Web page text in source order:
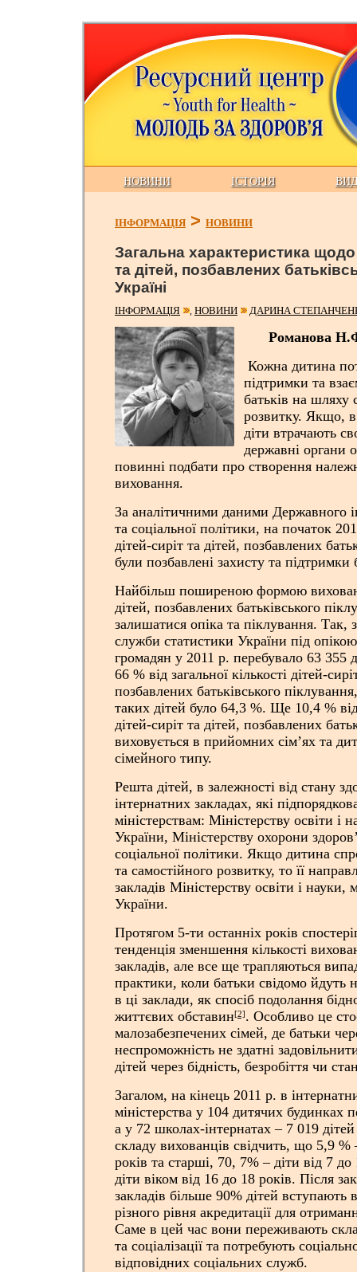
НОВИНИ ІСТОРІЯ
ІНФОРМАЦІЯ > НОВИНИ
Загальна характеристика щодо
та дітей, позбавлених
Україні
ІНФОРМАЦІЯ , НОВИНИ ДАРИНА
Романова
Кожна дитина
підтримки та
батьків на шляху
розвитку. Якщо,
діти втрачають
державні органи
повинні подбати про створення
виховання.
За аналітичними даними Державного
та соціальної політики, на початок
дітей-сиріт та дітей, позбавлених
були позбавлені захисту та підтримки
Найбільш поширеною формою
дітей, позбавлених батьківського
залишатися опіка та піклування. Так,
служби статистики України під
громадян у 2011 р. перебувало 63 355
66 % від загальної кількості дітей-
позбавлених батьківського
таких дітей було 64,3 %. Ще 10,4 % від
дітей-сиріт та дітей, позбавлених
виховується в прийомних сім’ях та
сімейного типу.
Решта дітей, в залежності від стану
інтернатних закладах, які
міністерствам: Міністерству освіти і
України, Міністерству охорони
соціальної політики. Якщо дитина
та самостійного розвитку, то її
закладів Міністерству освіти і науки,
України.
Протягом 5-ти останніх років
тенденція зменшення кількості
закладів, але все ще трапляються
практики, коли батьки свідомо йдуть
в ці заклади, як спосіб подолання
життєвих обставин[2] . Особливо це
малозабезпечених сімей, де батьки
неспроможність не здатні
дітей через бідність, безробіття чи
Загалом, на кінець 2011 р. в
міністерства у 104 дитячих будинках
а у 72 школах-інтернатах – 7 019 дітей
складу вихованців свідчить, що 5,9 %
років та старші, 70, 7% – діти від 7
діти віком від 16 до 18 років. Після
закладів більше 90% дітей вступають
різного рівня акредитації для
Саме в цей час вони переживають
та соціалізації та потребують
відповідних соціальних служб.